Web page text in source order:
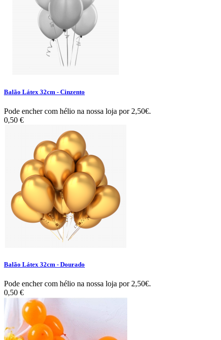
Balão Látex 32cm - Cinzento
Pode encher com hélio na nossa loja por 2,50€.
0,50 €
Balão Látex 32cm - Dourado
Pode encher com hélio na nossa loja por 2,50€.
0,50 €